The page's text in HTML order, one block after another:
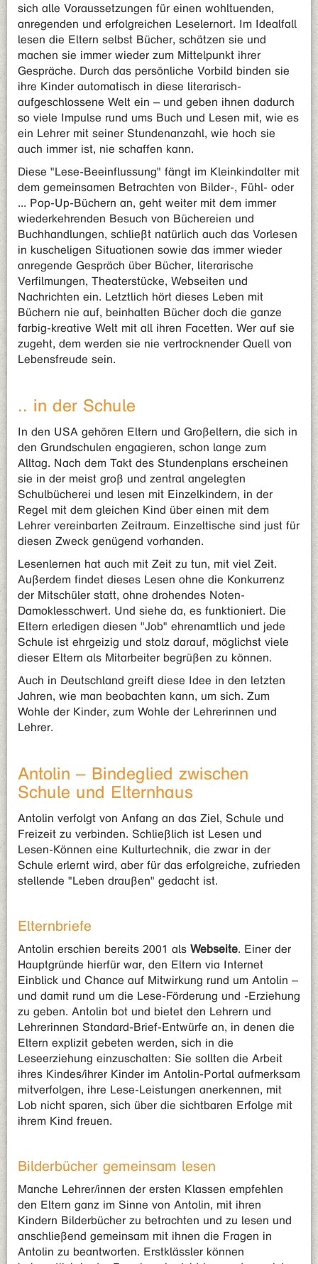
sich alle Voraussetzungen für einen wohltuenden,
anregenden und erfolgreichen Leselernort. Im Idealfall
lesen die Eltern selbst Bücher, schätzen sie und
machen sie immer wieder zum Mittelpunkt ihrer
Gespräche. Durch das persönliche Vorbild binden sie
ihre Kinder automatisch in diese literarisch-
aufgeschlossene Welt ein – und geben ihnen dadurch
so viele Impulse rund ums Buch und Lesen mit, wie es
ein Lehrer mit seiner Stundenanzahl, wie hoch sie
auch immer ist, nie schaffen kann.
Diese "Lese-Beeinflussung" fängt im Kleinkindalter mit
dem gemeinsamen Betrachten von Bilder-, Fühl- oder
... Pop-Up-Büchern an, geht weiter mit dem immer
wiederkehrenden Besuch von Büchereien und
Buchhandlungen, schließt natürlich auch das Vorlesen
in kuscheligen Situationen sowie das immer wieder
anregende Gespräch über Bücher, literarische
Verfilmungen, Theaterstücke, Webseiten und
Nachrichten ein. Letztlich hört dieses Leben mit
Büchern nie auf, beinhalten Bücher doch die ganze
farbig-kreative Welt mit all ihren Facetten. Wer auf sie
zugeht, dem werden sie nie vertrocknender Quell von
Lebensfreude sein.
.. in der Schule
In den USA gehören Eltern und Großeltern, die sich in
den Grundschulen engagieren, schon lange zum
Alltag. Nach dem Takt des Stundenplans erscheinen
sie in der meist groß und zentral angelegten
Schulbücherei und lesen mit Einzelkindern, in der
Regel mit dem gleichen Kind über einen mit dem
Lehrer vereinbarten Zeitraum. Einzeltische sind just für
diesen Zweck genügend vorhanden.
Lesenlernen hat auch mit Zeit zu tun, mit viel Zeit.
Außerdem findet dieses Lesen ohne die Konkurrenz
der Mitschüler statt, ohne drohendes Noten-
Damoklesschwert. Und siehe da, es funktioniert. Die
Eltern erledigen diesen "Job" ehrenamtlich und jede
Schule ist ehrgeizig und stolz darauf, möglichst viele
dieser Eltern als Mitarbeiter begrüßen zu können.
Auch in Deutschland greift diese Idee in den letzten
Jahren, wie man beobachten kann, um sich. Zum
Wohle der Kinder, zum Wohle der Lehrerinnen und
Lehrer.
Antolin – Bindeglied zwischen
Schule und Elternhaus
Antolin verfolgt von Anfang an das Ziel, Schule und
Freizeit zu verbinden. Schließlich ist Lesen und
Lesen-Können eine Kulturtechnik, die zwar in der
Schule erlernt wird, aber für das erfolgreiche, zufrieden
stellende "Leben draußen" gedacht ist.
Elternbriefe
Antolin erschien bereits 2001 als Webseite. Einer der
Hauptgründe hierfür war, den Eltern via Internet
Einblick und Chance auf Mitwirkung rund um Antolin –
und damit rund um die Lese-Förderung und -Erziehung
zu geben. Antolin bot und bietet den Lehrern und
Lehrerinnen Standard-Brief-Entwürfe an, in denen die
Eltern explizit gebeten werden, sich in die
Leseerziehung einzuschalten: Sie sollten die Arbeit
ihres Kindes/ihrer Kinder im Antolin-Portal aufmerksam
mitverfolgen, ihre Lese-Leistungen anerkennen, mit
Lob nicht sparen, sich über die sichtbaren Erfolge mit
ihrem Kind freuen.
Bilderbücher gemeinsam lesen
Manche Lehrer/innen der ersten Klassen empfehlen
den Eltern ganz im Sinne von Antolin, mit ihren
Kindern Bilderbücher zu betrachten und zu lesen und
anschließend gemeinsam mit ihnen die Fragen in
Antolin zu beantworten. Erstklässler können